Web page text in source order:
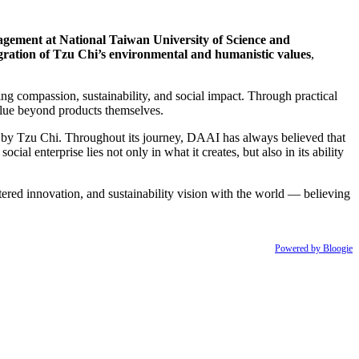
at National Taiwan University of Science and
of Tzu Chi’s environmental and humanistic values,
compassion, sustainability, and social impact. Through practical
beyond products themselves.
Tzu Chi. Throughout its journey, DAAI has always believed that
enterprise lies not only in what it creates, but also in its ability
innovation, and sustainability vision with the world — believing
Powered by Bloogie